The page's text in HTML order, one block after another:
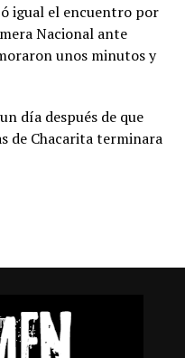
igual el encuentro por
Nacional ante
unos minutos y
día después de que
de Chacarita terminara